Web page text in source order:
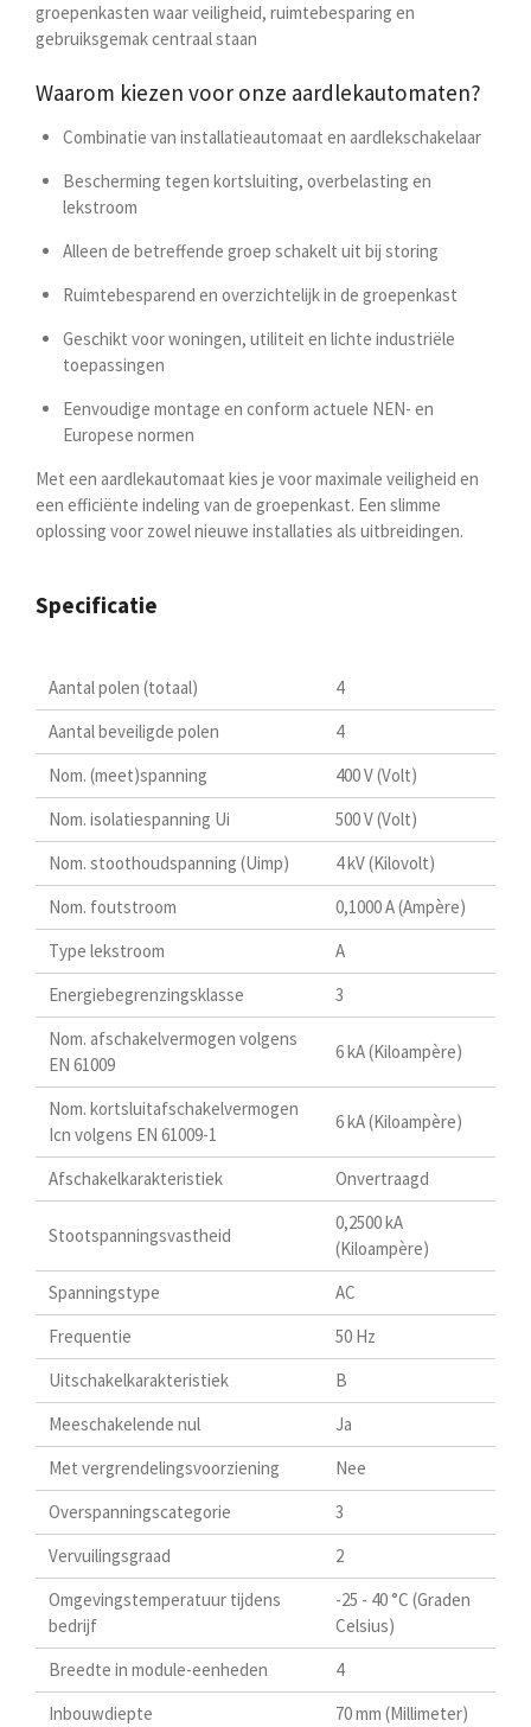
groepenkasten waar veiligheid, ruimtebesparing en
gebruiksgemak centraal staan
Waarom kiezen voor onze aardlekautomaten?
Combinatie van installatieautomaat en aardlekschakelaar
Bescherming tegen kortsluiting, overbelasting en
lekstroom
Alleen de betreffende groep schakelt uit bij storing
Ruimtebesparend en overzichtelijk in de groepenkast
Geschikt voor woningen, utiliteit en lichte industriële
toepassingen
Eenvoudige montage en conform actuele NEN- en
Europese normen
Met een aardlekautomaat kies je voor maximale veiligheid en
een efficiënte indeling van de groepenkast. Een slimme
oplossing voor zowel nieuwe installaties als uitbreidingen.
Specificatie
Aantal polen (totaal)
4
Aantal beveiligde polen
4
Nom. (meet)spanning
400 V (Volt)
Nom. isolatiespanning Ui
500 V (Volt)
Nom. stoothoudspanning (Uimp)
4 kV (Kilovolt)
Nom. foutstroom
0,1000 A (Ampère)
Type lekstroom
A
Energiebegrenzingsklasse
3
Nom. afschakelvermogen volgens
EN 61009
6 kA (Kiloampère)
Nom. kortsluitafschakelvermogen
Icn volgens EN 61009-1
6 kA (Kiloampère)
Afschakelkarakteristiek Onvertraagd
Stootspanningsvastheid
0,2500 kA
(Kiloampère)
Spanningstype
AC
Frequentie
50 Hz
Uitschakelkarakteristiek
B
Meeschakelende nul
Ja
Met vergrendelingsvoorziening
Nee
Overspanningscategorie
3
Vervuilingsgraad
2
Omgevingstemperatuur tijdens
bedrijf
-25 - 40 °C (Graden
Celsius)
Breedte in module-eenheden
4
Inbouwdiepte
70 mm (Millimeter)